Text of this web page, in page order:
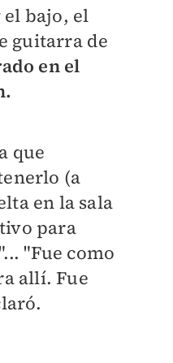
bajo, el
guitarra de
en el
que
(a
en la sala
para
"Fue como
allí. Fue